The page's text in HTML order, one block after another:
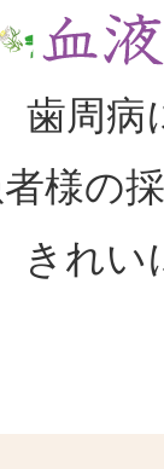
歯周病
様の
きれい